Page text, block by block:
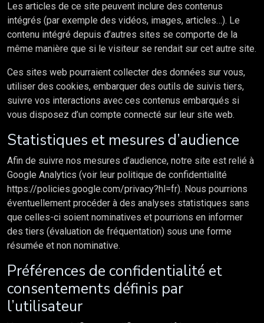
Les articles de ce site peuvent inclure des contenus
intégrés (par exemple des vidéos, images, articles…). Le
contenu intégré depuis d’autres sites se comporte de la
même manière que si le visiteur se rendait sur cet autre site.
Ces sites web pourraient collecter des données sur vous,
utiliser des cookies, embarquer des outils de suivis tiers,
suivre vos interactions avec ces contenus embarqués si
vous disposez d’un compte connecté sur leur site web.
Statistiques et mesures d’audience
Afin de suivre nos mesures d’audience, notre site est relié à
Google Analytics (voir leur politique de confidentialité
https://policies.google.com/privacy?hl=fr). Nous pourrions
éventuellement procéder à des analyses statistiques sans
que celles-ci soient nominatives et pourrions en informer
des tiers (évaluation de fréquentation) sous une forme
résumée et non nominative.
Préférences de confidentialité et
consentements définis par
l’utilisateur